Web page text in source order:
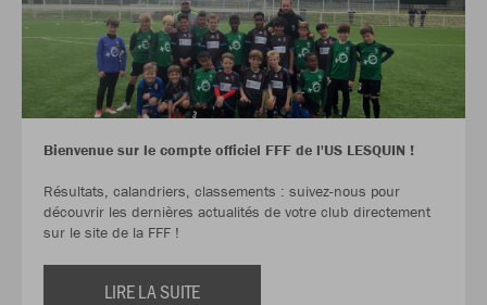
Bienvenue sur le compte officiel FFF de l'US LESQUIN !
Résultats, calandriers, classements : suivez-nous pour
découvrir les dernières actualités de votre club directement
sur le site de la FFF !
LIRE LA SUITE